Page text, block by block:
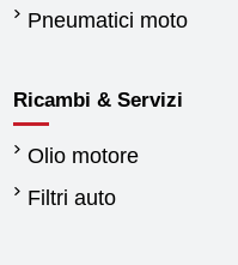
Pneumatici moto
Ricambi & Servizi
Olio motore
Filtri auto